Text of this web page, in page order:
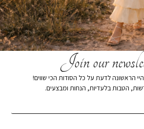
Join our
הראשונה לדעת על כל הסודות הכי שווים!
הטבות בלעדיות, הנחות ומבצעים.